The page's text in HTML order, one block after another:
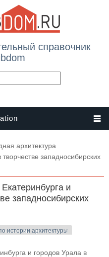
справочник
архитектура
западносибирских
и
западносибирских
истории архитектуры
и городов Урала в